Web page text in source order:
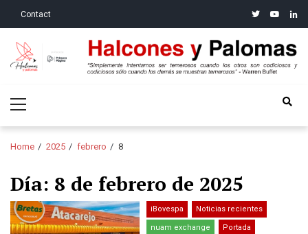
Contact twitteryoutube
Halcones y Palomas
Menu
Home 2025 febrero 8
Día: 8 de febrero de 2025
iBovespa Noticias recientes
nuam exchange Portada